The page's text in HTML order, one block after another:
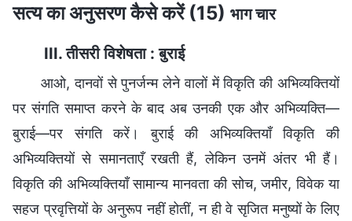
सत्य का अनुसरण कैसे करें (15) भाग चार
III. तीसरी विशेषता : बुराई
आओ, दानवों से पुनर्जन्म लेने वालों में विकृति की अभिव्यक्तियों
पर संगति समाप्त करने के बाद अब उनकी एक और अभिव्यक्ति—
बुराई—पर संगति करें। बुराई की अभिव्यक्तियाँ विकृति की
अभिव्यक्तियों से समानताएँ रखती हैं, लेकिन उनमें अंतर भी हैं।
विकृति की अभिव्यक्तियाँ सामान्य मानवता की सोच, जमीर, विवेक या
सहज प्रवृत्तियों के अनुरूप नहीं होतीं, न ही वे सृजित मनुष्यों के लिए